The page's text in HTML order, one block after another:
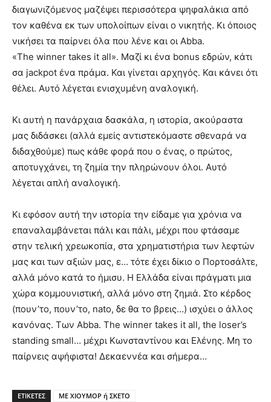
διαγωνιζόμενος μαζέψει περισσότερα ψηφαλάκια από
τον καθένα εκ των υπολοίπων είναι ο νικητής. Κι όποιος
νικήσει τα παίρνει όλα που λένε και οι Abba.
«The winner takes it all». Μαζί κι ένα bonus εδρών, κάτι
σα jackpot ένα πράμα. Και γίνεται αρχηγός. Και κάνει ότι
θέλει. Αυτό λέγεται ενισχυμένη αναλογική.
Κι αυτή η πανάρχαια δασκάλα, η ιστορία, ακούραστα
μας διδάσκει (αλλά εμείς αντιστεκόμαστε σθεναρά να
διδαχθούμε) πως κάθε φορά που ο ένας, ο πρώτος,
αποτυγχάνει, τη ζημία την πληρώνουν όλοι. Αυτό
λέγεται απλή αναλογική.
Κι εφόσον αυτή την ιστορία την είδαμε για χρόνια να
επαναλαμβάνεται πάλι και πάλι, μέχρι που φτάσαμε
στην τελική χρεωκοπία, στα χρηματιστήρια των λεφτών
μας και των αξιών μας, ε… τότε έχει δίκιο ο Πορτοσάλτε,
αλλά μόνο κατά το ήμισυ. Η Ελλάδα είναι πράγματι μια
χώρα κομμουνιστική, αλλά μόνο στη ζημιά. Στο κέρδος
(πουν’το, πουν’το, nato, δε θα το βρεις…) ισχύει ο άλλος
κανόνας. Των Abba. The winner takes it all, the loser’s
standing small… μέχρι Κωνσταντίνου και Ελένης. Μη το
παίρνεις αψήφιστα! Δεκαεννέα και σήμερα…
ΕΤΙΚΕΤΕΣ ΜΕ ΧΙΟΥΜΟΡ ή ΣΚΕΤΟ